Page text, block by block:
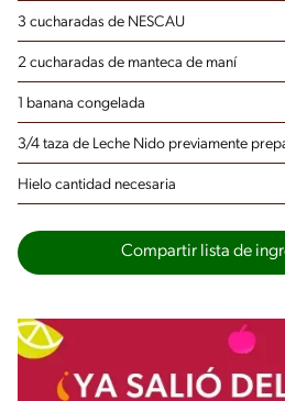
3 cucharadas de NESCAU
2 cucharadas de manteca de maní
1 banana congelada
3/4 taza de Leche Nido previamente
Hielo cantidad necesaria
Compartir lista de